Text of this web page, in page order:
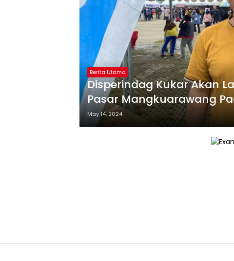
Berita Utama
Disperindag Kukar Akan
Pasar Mangkuarawang
May 14, 2024